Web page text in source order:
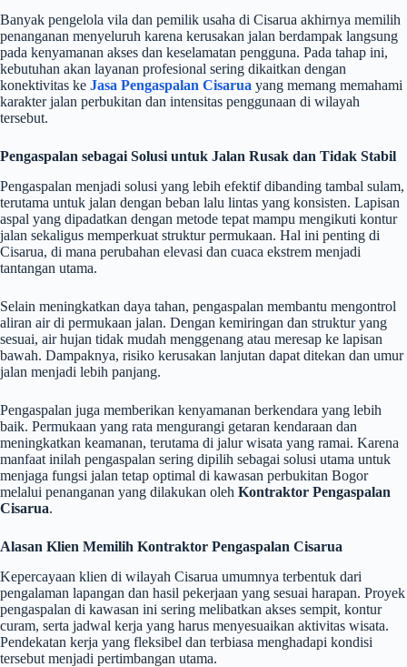
Banyak pengelola vila dan pemilik usaha di Cisarua akhirnya memilih
penanganan menyeluruh karena kerusakan jalan berdampak langsung
pada kenyamanan akses dan keselamatan pengguna. Pada tahap ini,
kebutuhan akan layanan profesional sering dikaitkan dengan
konektivitas ke Jasa Pengaspalan Cisarua yang memang memahami
karakter jalan perbukitan dan intensitas penggunaan di wilayah
tersebut.
Pengaspalan sebagai Solusi untuk Jalan Rusak dan Tidak Stabil
Pengaspalan menjadi solusi yang lebih efektif dibanding tambal sulam,
terutama untuk jalan dengan beban lalu lintas yang konsisten. Lapisan
aspal yang dipadatkan dengan metode tepat mampu mengikuti kontur
jalan sekaligus memperkuat struktur permukaan. Hal ini penting di
Cisarua, di mana perubahan elevasi dan cuaca ekstrem menjadi
tantangan utama.
Selain meningkatkan daya tahan, pengaspalan membantu mengontrol
aliran air di permukaan jalan. Dengan kemiringan dan struktur yang
sesuai, air hujan tidak mudah menggenang atau meresap ke lapisan
bawah. Dampaknya, risiko kerusakan lanjutan dapat ditekan dan umur
jalan menjadi lebih panjang.
Pengaspalan juga memberikan kenyamanan berkendara yang lebih
baik. Permukaan yang rata mengurangi getaran kendaraan dan
meningkatkan keamanan, terutama di jalur wisata yang ramai. Karena
manfaat inilah pengaspalan sering dipilih sebagai solusi utama untuk
menjaga fungsi jalan tetap optimal di kawasan perbukitan Bogor
melalui penanganan yang dilakukan oleh Kontraktor Pengaspalan
Cisarua.
Alasan Klien Memilih Kontraktor Pengaspalan Cisarua
Kepercayaan klien di wilayah Cisarua umumnya terbentuk dari
pengalaman lapangan dan hasil pekerjaan yang sesuai harapan. Proyek
pengaspalan di kawasan ini sering melibatkan akses sempit, kontur
curam, serta jadwal kerja yang harus menyesuaikan aktivitas wisata.
Pendekatan kerja yang fleksibel dan terbiasa menghadapi kondisi
tersebut menjadi pertimbangan utama.